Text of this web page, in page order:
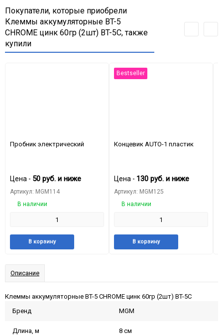
Покупатели, которые приобрели
Клеммы аккумуляторные BT-5
CHROME цинк 60гр (2шт) BT-5C, также
купили
Пробник электрический
Цена - 50 руб. и ниже
Артикул: MGM114
В наличии
В корзину
Bestseller
Концевик AUTO-1 пластик
Цена - 130 руб. и ниже
Артикул: MGM125
В наличии
В корзину
Описание
Клеммы аккумуляторные BT-5 CHROME цинк 60гр (2шт) BT-5C
Бренд
MGM
Длина, м 8 см